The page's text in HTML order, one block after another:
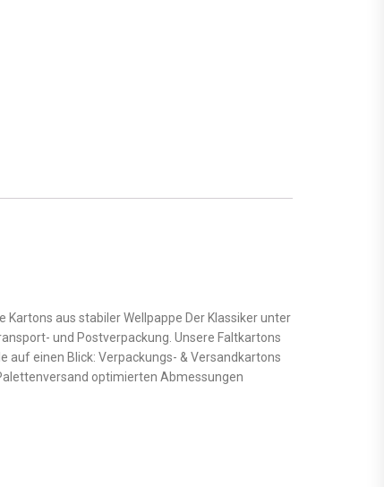
aus stabiler Wellpappe Der Klassiker unter
und Postverpackung. Unsere Faltkartons
einen Blick: Verpackungs- & Versandkartons
optimierten Abmessungen